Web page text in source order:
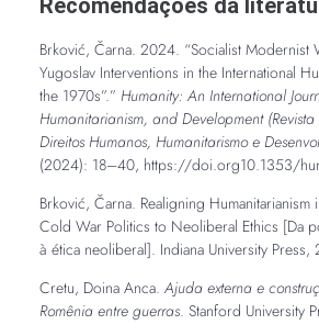
Recomendações da
Brković, Čarna. 2024. “Socialist Modernist
Yugoslav Interventions in the International
the 1970s”.” Humanity: An International
Humanitarianism, and Development
Direitos Humanos, Humanitarismo e
(2024): 18–40, https://doi.org10.1353/
Brković, Čarna. Realigning Humanitarianism
Cold War Politics to Neoliberal Ethics [Da
à ética neoliberal]. Indiana University Press,
Cretu, Doina Anca. Ajuda externa e
Romênia entre guerras. Stanford University